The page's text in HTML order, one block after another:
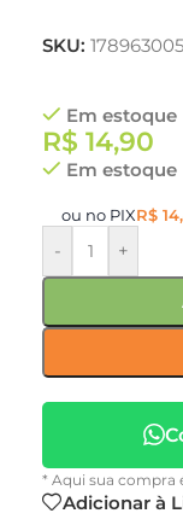
SKU:
Em estoque
R$ 14,90
Em estoque
ou no PIXR$
- +
* Aqui sua compra
Adicionar à